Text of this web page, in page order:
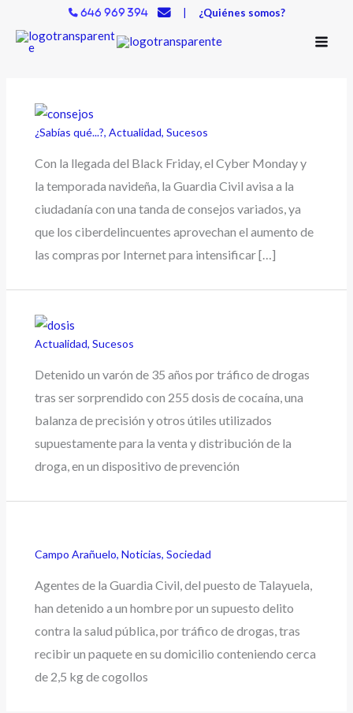
contenido
646 969 394 | ¿Quiénes somos?
¿Sabías qué...?,Actualidad,Sucesos
Con la llegada del Black Friday, el Cyber Monday y
la temporada navideña, la Guardia Civil avisa a la
ciudadanía con una tanda de consejos variados, ya
que los ciberdelincuentes aprovechan el aumento de
las compras por Internet para intensificar […]
Actualidad,Sucesos
Detenido un varón de 35 años por tráfico de drogas
tras ser sorprendido con 255 dosis de cocaína, una
balanza de precisión y otros útiles utilizados
supuestamente para la venta y distribución de la
droga, en un dispositivo de prevención
Campo Arañuelo,Noticias,Sociedad
Agentes de la Guardia Civil, del puesto de Talayuela,
han detenido a un hombre por un supuesto delito
contra la salud pública, por tráfico de drogas, tras
recibir un paquete en su domicilio conteniendo cerca
de 2,5 kg de cogollos